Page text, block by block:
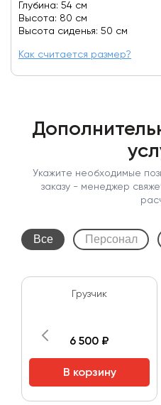
Глубина: 54 см
Высота: 80 см
Высота сиденья: 50 см
Как считается размер?
Укажите необходимые
заказу - менеджер
Все Персонал
Грузчик
6 500 ₽
В корзину